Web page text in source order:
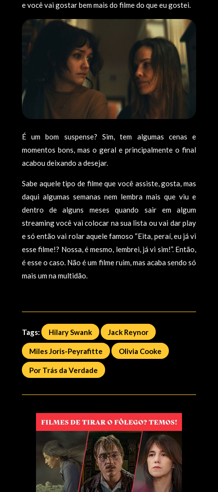
e você vai gostar bem mais do filme do que eu gostei.
É um bom suspense? Sim, tem algumas cenas e
momentos bons, mas o geral e principalmente o final
acabou deixando a desejar.
Sabe aquele tipo de filme que você assiste, gosta, mas
daqui algumas semanas nem lembra mais que viu e
dentro de alguns meses quando sair em algum
streaming você vai colocar na sua lista ou vai dar play
e só então vai rolar aquele famoso “Eita, peraí, eu já vi
esse filme!? Nossa, é mesmo, lembrei, já vi sim!”. Então,
é esse o caso. Não é um filme ruim, mas acaba sendo só
mais um na multidão.
Tags: Hilary Swank Jack Reynor
Miles Joris-Peyrafitte Olivia Cooke
Por Trás da Verdade